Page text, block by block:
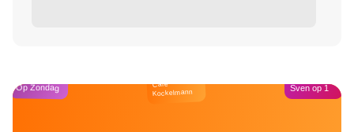
Op Zondag Café
Kockelmann Sven op 1